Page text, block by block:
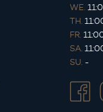
WE.
TH.
FR.
SA.
SU. -